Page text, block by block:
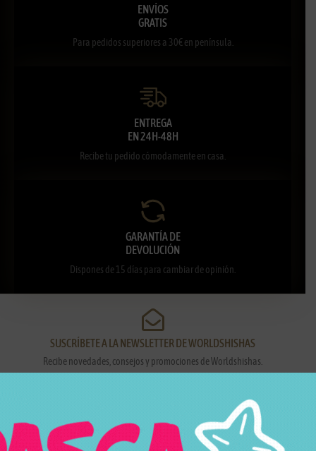
ENVÍOS
GRATIS
Para pedidos superiores a 30€ en península.
ENTREGA
EN 24H-48H
Recibe tu pedido cómodamente en casa.
GARANTÍA DE
DEVOLUCIÓN
Dispones de 15 días para cambiar de opinión.
SUSCRÍBETE A LA NEWSLETTER DE WORLDSHISHAS
Recibe novedades, consejos y promociones de Worldshishas.
Correo electrónico